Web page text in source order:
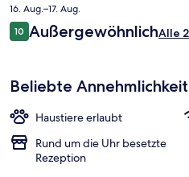
Preis
beträgt
75 €.
16. Aug.–17. Aug.
Bewertungen
1010 von 10.
AußergewöhnlichAlle
Beliebte
Haustiere erlaubt
Rund um die Uhr besetzte
Rezeption